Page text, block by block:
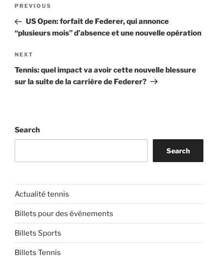
Previous
Post
PREVIOUS
US Open: forfait de Federer, qui annonce
“plusieurs mois” d’absence et une nouvelle opération
Next
Post
NEXT
Tennis: quel impact va avoir cette nouvelle blessure
sur la suite de la carrière de Federer?
Search
Search
Actualité tennis
Billets pour des événements
Billets Sports
Billets Tennis